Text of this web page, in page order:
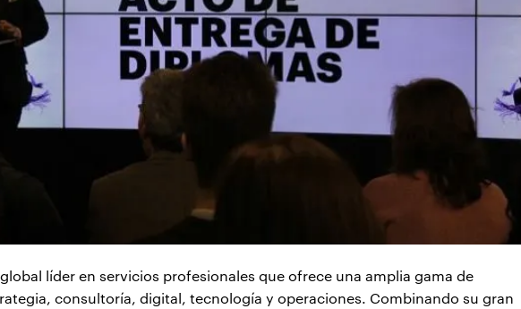
líder en servicios profesionales que ofrece una amplia gama de
consultoría, digital, tecnología y operaciones. Combinando su gran